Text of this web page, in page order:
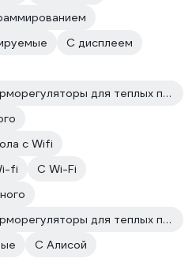
С дисплеем
Умные для водяного (терморегуляторы для теплых полов)
с Wifi
fi
C Wi-Fi
Умные для водяного (терморегуляторы для теплых полов)
С Алисой